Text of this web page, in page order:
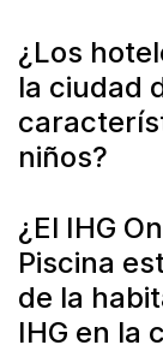
¿Los
la ciudad
niños?
¿El IHG
Piscina
de la
IHG en la